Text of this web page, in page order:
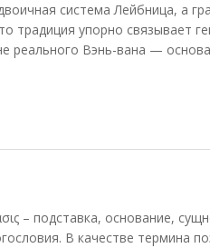
система Лейбница, а
традиция упорно связывает
реального Вэнь-вана —
– подставка, основание,
В качестве термина